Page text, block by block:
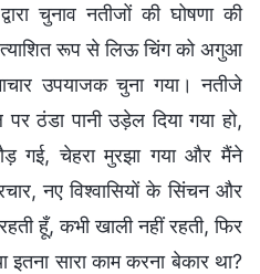
चुनाव नतीजों की घोषणा की
रूप से लिऊ चिंग को अगुआ
उपयाजक चुना गया। नतीजे
ठंडा पानी उड़ेल दिया गया हो,
गई, चेहरा मुरझा गया और मैंने
नए विश्वासियों के सिंचन और
हूँ, कभी खाली नहीं रहती, फिर
सारा काम करना बेकार था?